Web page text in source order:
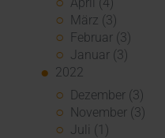
März (3)
Februar (3)
Januar (3)
2022
Dezember (3)
November (3)
Juli (1)